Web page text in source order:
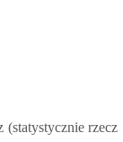
(statystycznie rzecz